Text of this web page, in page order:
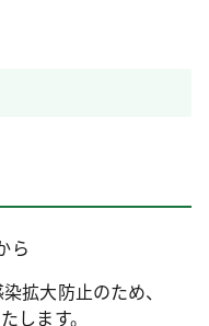
ら
拡大防止のため、
します。